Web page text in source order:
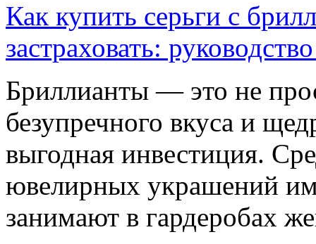
Как купить серьги с
застраховать:
Бриллианты — это не
безупречного вкуса и
выгодная инвестиция.
ювелирных украшений
занимают в гардеробах